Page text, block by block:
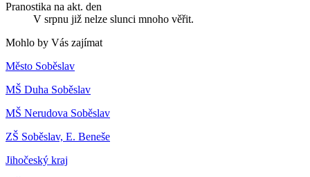
Pranostika na akt. den
V srpnu již nelze slunci mnoho věřit.
Mohlo by Vás zajímat
Město Soběslav
MŠ Duha Soběslav
MŠ Nerudova Soběslav
ZŠ Soběslav, E. Beneše
Jihočeský kraj